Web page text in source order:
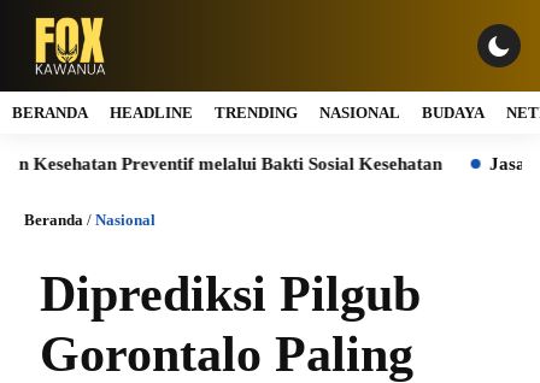
BERANDA HEADLINE TRENDING NASIONAL BUDAYA
Preventif melalui Bakti Sosial Kesehatan Jasa Marga
Beranda / Nasional
Diprediksi Pilgub
Gorontalo Paling